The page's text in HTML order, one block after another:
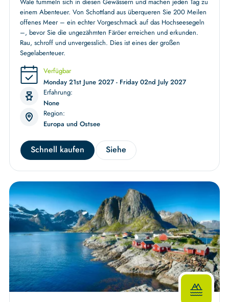
Wale tummeln sich in diesen Gewässern und machen jeden Tag zu
einem Abenteuer. Von Schottland aus überqueren Sie 200 Meilen
offenes Meer – ein echter Vorgeschmack auf das Hochseesegeln
–, bevor Sie die ungezähmten Färöer erreichen und erkunden.
Rau, schroff und unvergesslich. Dies ist eines der großen
Segelabenteuer.
Verfügbar
Monday 21st June 2027 - Friday 02nd July 2027
Erfahrung:
None
Region:
Europa und Ostsee
Schnell kaufen Siehe